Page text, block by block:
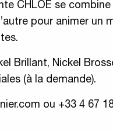
CHLOE se combine
pour animer un
Brillant, Nickel
(à la demande).
ou +33 4 67